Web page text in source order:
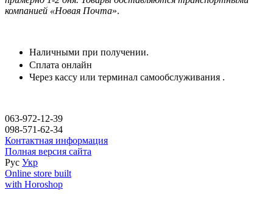
компанией «Новая Почта».
Наличными при получении.
Сплата онлайн
Через кассу или терминал самообслуживания .
063-972-12-39
098-571-62-34
Контактная информация
Полная версия сайта
Рус Укр
Online store built
with Horoshop